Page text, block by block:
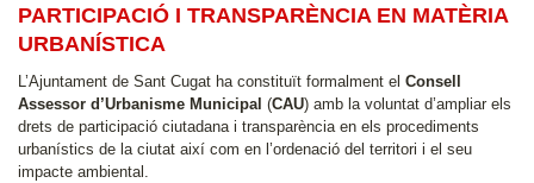
PARTICIPACIÓ I TRANSPARÈNCIA EN MATÈRIA
URBANÍSTICA
L’Ajuntament de Sant Cugat ha constituït formalment el Consell
Assessor d’Urbanisme Municipal (CAU) amb la voluntat d’ampliar els
drets de participació ciutadana i transparència en els procediments
urbanístics de la ciutat així com en l’ordenació del territori i el seu
impacte ambiental.